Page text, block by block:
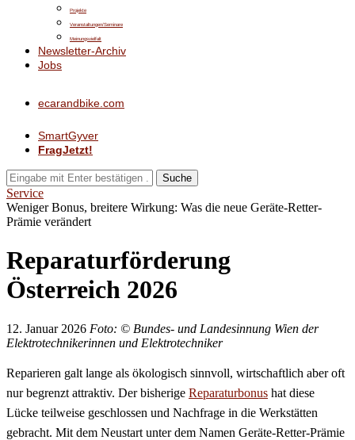
Projekte
Veranstaltungen/Seminare
Meinungsvielfalt
Newsletter-Archiv
Jobs
ecarandbike.com
SmartGyver
FragJetzt!
Suche
Service
Weniger Bonus, breitere Wirkung: Was die neue Geräte-Retter-
Prämie verändert
Reparaturförderung
Österreich 2026
12. Januar 2026 Foto: © Bundes- und Landesinnung Wien der
Elektrotechnikerinnen und Elektrotechniker
Reparieren galt lange als ökologisch sinnvoll, wirtschaftlich aber oft
nur begrenzt attraktiv. Der bisherige Reparaturbonus hat diese
Lücke teilweise geschlossen und Nachfrage in die Werkstätten
gebracht. Mit dem Neustart unter dem Namen Geräte-Retter-Prämie